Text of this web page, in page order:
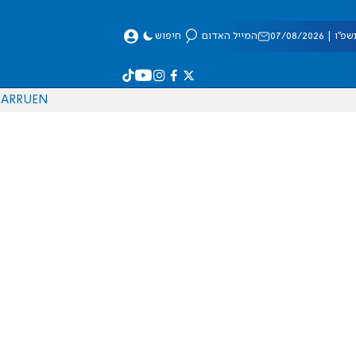
08/2026 המייל האדום חיפוש
EN
RU
AR